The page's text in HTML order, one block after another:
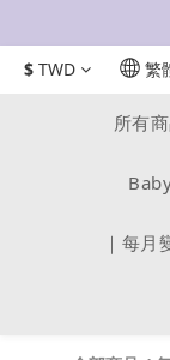
$ TWD 繁
所有
｜每月